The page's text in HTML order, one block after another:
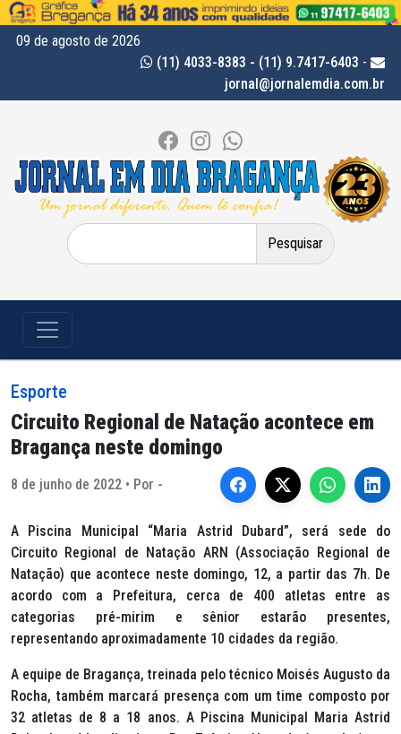
09 de agosto de 2026
(11) 4033-8383 - (11) 9.7417-6403 -
jornal@jornalemdia.com.br
Pesquisar
por:
Esporte
Circuito Regional de Natação acontece em
Bragança neste domingo
8 de junho de 2022 • Por -
A Piscina Municipal “Maria Astrid Dubard”, será sede do
Circuito Regional de Natação ARN (Associação Regional de
Natação) que acontece neste domingo, 12, a partir das 7h. De
acordo com a Prefeitura, cerca de 400 atletas entre as
categorias pré-mirim e sênior estarão presentes,
representando aproximadamente 10 cidades da região.
A equipe de Bragança, treinada pelo técnico Moisés Augusto da
Rocha, também marcará presença com um time composto por
32 atletas de 8 a 18 anos. A Piscina Municipal Maria Astrid